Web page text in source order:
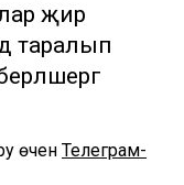
җир
таралып
өчен Телеграм-